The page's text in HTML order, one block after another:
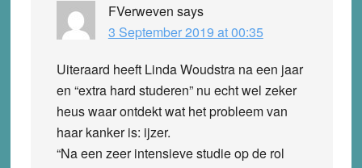
FVerweven says
3 September 2019 at 00:35
Uiteraard heeft Linda Woudstra na een jaar
en “extra hard studeren” nu echt wel zeker
heus waar ontdekt wat het probleem van
haar kanker is: ijzer.
“Na een zeer intensieve studie op de rol